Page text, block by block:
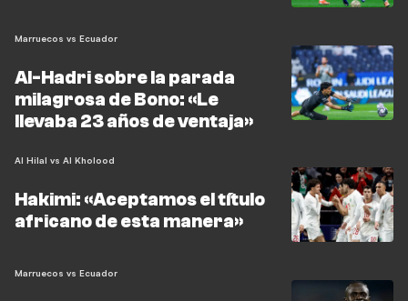
Marruecos vs Ecuador
Al-Hadri sobre la parada
milagrosa de Bono: «Le
llevaba 23 años de ventaja»
Al Hilal vs Al Kholood
Hakimi: «Aceptamos el título
africano de esta manera»
Marruecos vs Ecuador